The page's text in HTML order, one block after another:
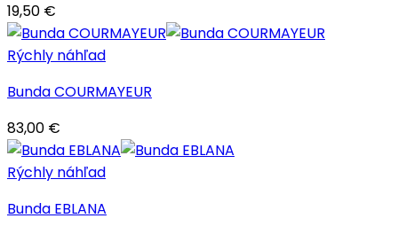
19,50 €
Rýchly náhľad
Bunda COURMAYEUR
83,00 €
Rýchly náhľad
Bunda EBLANA